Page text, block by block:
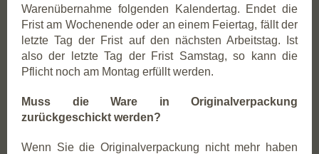
Warenübernahme folgenden Kalendertag. Endet die
Frist am Wochenende oder an einem Feiertag, fällt der
letzte Tag der Frist auf den nächsten Arbeitstag. Ist
also der letzte Tag der Frist Samstag, so kann die
Pflicht noch am Montag erfüllt werden.
Muss die Ware in Originalverpackung
zurückgeschickt werden?
Wenn Sie die Originalverpackung nicht mehr haben